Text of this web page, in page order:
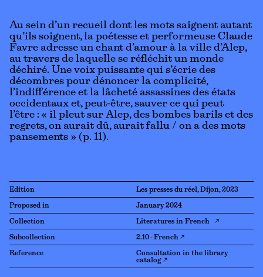
Au sein d’un recueil dont les mots saignent autant
qu’ils soignent, la poétesse et performeuse Claude
Favre adresse un chant d’amour à la ville d’Alep,
au travers de laquelle se réfléchit un monde
déchiré. Une voix puissante qui s’écrie des
décombres pour dénoncer la complicité,
l’indifférence et la lâcheté assassines des états
occidentaux et, peut-être, sauver ce qui peut
l’être : « il pleut sur Alep, des bombes barils et des
regrets, on aurait dû, aurait fallu / on a des mots
pansements » (p. 11).
Edition Les presses du réel, Dijon, 2023
Proposed in January 2024
Collection Literatures in French ↗
Subcollection 2.10 - French ↗
Reference
Consultation in the library
catalog ↗